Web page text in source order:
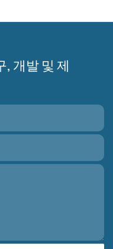
, 개발 및 제